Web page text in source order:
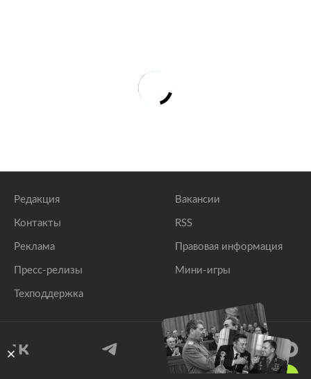
Редакция
Контакты
Реклама
Пресс-релизы
Техподдержка
Вакансии
RSS
Правовая информация
Мини-игры